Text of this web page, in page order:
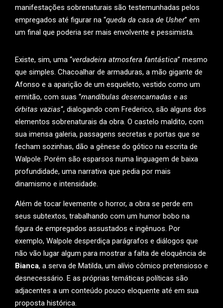
manifestações sobrenaturais são testemunhadas pelos
empregados até figurar na “queda da casa de Usher” em
um final que poderia ser mais envolvente e pessimista.
Existe, sim, uma “verdadeira atmosfera fantástica” mesmo
que simples. Chacoalhar de armaduras, a mão gigante de
Afonso e a aparição de um esqueleto, vestido como um
ermitão, com suas “mandíbulas desencarnadas e as
órbitas vazias“, dialogando com Frederico, são alguns dos
elementos sobrenaturais da obra. O castelo maldito, com
sua imensa galeria, passagens secretas e portas que se
fecham sozinhas, dão a gênese do gótico na escrita de
Walpole. Porém são esparsos numa linguagem de baixa
profundidade, uma narrativa que pedia por mais
dinamismo e intensidade.
Além de tocar levemente o horror, a obra se perde em
seus subtextos, trabalhando com um humor bobo na
figura de empregados assustados e ingênuos. Por
exemplo, Walpole desperdiça parágrafos e diálogos que
não vão lugar algum para mostrar a falta de eloquência de
Bianca, a serva de Matilda, um alívio cômico pretensioso e
desnecessário. E as próprias temáticas políticas são
adjacentes a um conteúdo pouco eloquente até em sua
proposta histórica.